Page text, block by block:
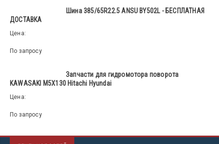
Шина 385/65R22.5 ANSU BY502L - БЕСПЛАТНАЯ
ДОСТАВКА
Цена:
По запросу
Запчасти для гидромотора поворота
KAWASAKI M5X130 Hitachi Hyundai
Цена:
По запросу